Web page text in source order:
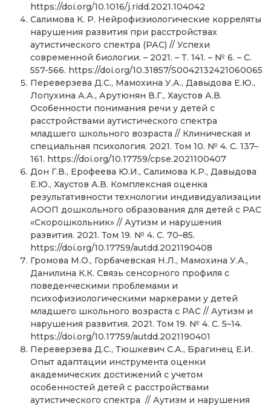
https://doi.org/10.1016/j.ridd.2021.104042
Салимова К. Р. Нейрофизиологические корреляты
нарушения развития при расстройствах
аутистического спектра (РАС) // Успехи
современной биологии. – 2021. – Т. 141. – № 6. – С.
557-566. https://doi.org/10.31857/S0042132421060065
Переверзева Д.С., Мамохина У.А., Давыдова Е.Ю.,
Лопухина А.А., Арутюнян В.Г., Хаустов А.В.
Особенности понимания речи у детей с
расстройствами аутистического спектра
младшего школьного возраста // Клиническая и
специальная психология. 2021. Том 10. № 4. С. 137–
161. https://doi.org/10.17759/cpse.2021100407
Дон Г.В., Ерофеева Ю.И., Салимова К.Р., Давыдова
Е.Ю., Хаустов А.В. Комплексная оценка
результативности технологии индивидуализации
АООП дошкольного образования для детей с РАС
«Скорошкольник» // Аутизм и нарушения
развития. 2021. Том 19. № 4. С. 70–85.
https://doi.org/10.17759/autdd.2021190408
Громова М.O., Горбачевская Н.Л., Мамохина У.А.,
Данилина К.К. Связь сенсорного профиля с
поведенческими проблемами и
психофизиологическими маркерами у детей
младшего школьного возраста с РАС // Аутизм и
нарушения развития. 2021. Том 19. № 4. С. 5–14.
https://doi.org/10.17759/autdd.2021190401
Переверзева Д.С., Тюшкевич С.А., Брагинец Е.И.
Опыт адаптации инструмента оценки
академических достижений с учетом
особенностей детей с расстройствами
аутистического спектра // Аутизм и нарушения